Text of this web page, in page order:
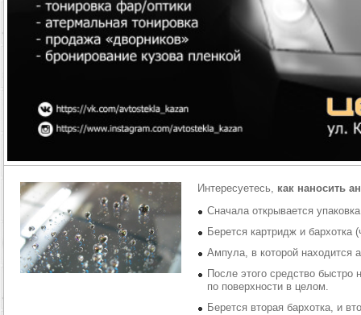
Интересуетесь, как наносить
Сначала открывается
Берется картридж и бархотка
Ампула, в которой находится
После этого средство быстро
по поверхности в целом.
Берется вторая бархотка, и